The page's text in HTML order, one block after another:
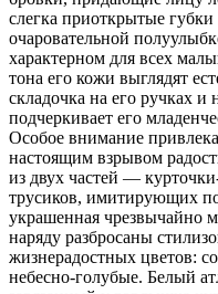
слегка приоткрытые
очаровательной
характерном для всех
тона его кожи выглядят
складочка на его ручках
подчеркивает его
Особое внимание
настоящим взрывом
из двух частей —
трусиков, имитирующих
украшенная чрезвычайно
наряду разбросаны
жизнерадостных цветов:
небесно-голубые. Белый